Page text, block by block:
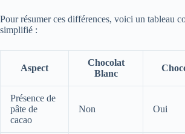
Pour résumer ces différences, voici un tableau
simplifié :
Aspect
Chocolat
Blanc
Présence de
pâte de
cacao
Non Oui